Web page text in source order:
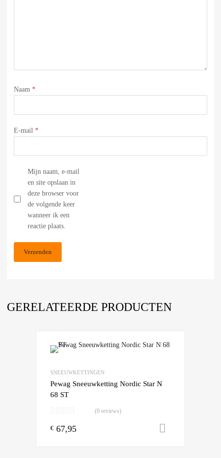
Naam *
E-mail *
Mijn naam, e-mail
en site opslaan in
deze browser voor
de volgende keer
wanneer ik een
reactie plaats.
GERELATEERDE PRODUCTEN
SNEEUWKETTINGEN
Pewag Sneeuwketting Nordic Star N
68 ST
(0 reviews)
€ 67,95